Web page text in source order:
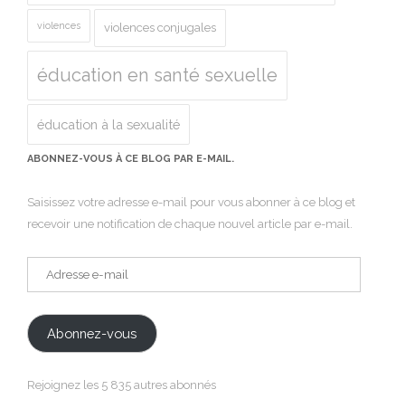
violences violences conjugales
éducation en santé sexuelle
éducation à la sexualité
ABONNEZ-VOUS À CE BLOG PAR E-MAIL.
Saisissez votre adresse e-mail pour vous abonner à ce blog et
recevoir une notification de chaque nouvel article par e-mail.
Adresse
e-
Abonnez-vous
Rejoignez les 5 835 autres abonnés